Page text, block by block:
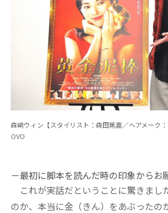
森崎ウィン【スタイリスト：森田晃嘉／ヘアメーク
OVO
－最初に脚本を読んだ時の印象からお
これが実話だということに驚きまし
のか、本当に金（きん）をあぶったの